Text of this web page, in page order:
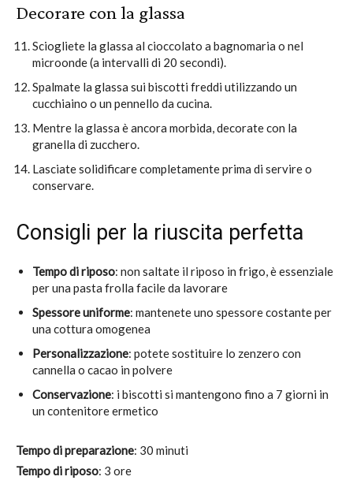
Decorare con la glassa
Sciogliete la glassa al cioccolato a bagnomaria o nel
microonde (a intervalli di 20 secondi).
Spalmate la glassa sui biscotti freddi utilizzando un
cucchiaino o un pennello da cucina.
Mentre la glassa è ancora morbida, decorate con la
granella di zucchero.
Lasciate solidificare completamente prima di servire o
conservare.
Consigli per la riuscita perfetta
Tempo di riposo: non saltate il riposo in frigo, è essenziale
per una pasta frolla facile da lavorare
Spessore uniforme: mantenete uno spessore costante per
una cottura omogenea
Personalizzazione: potete sostituire lo zenzero con
cannella o cacao in polvere
Conservazione: i biscotti si mantengono fino a 7 giorni in
un contenitore ermetico
Tempo di preparazione: 30 minuti
Tempo di riposo: 3 ore